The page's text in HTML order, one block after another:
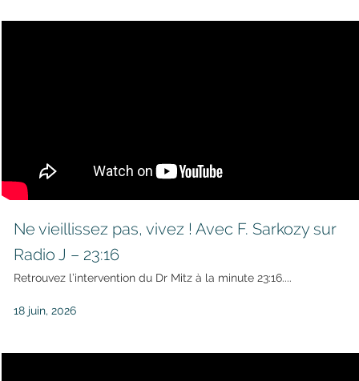
Ne vieillissez pas, vivez ! Avec F. Sarkozy sur
Radio J – 23:16
Retrouvez l’intervention du Dr Mitz à la minute 23:16....
18 juin, 2026